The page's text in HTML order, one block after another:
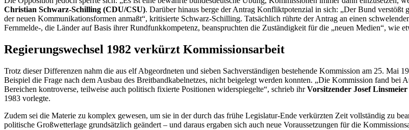
Christian Schwarz-Schilling (CDU/CSU). Darüber hinaus berge der Antrag Konfliktpotenzial in sich: „Der Bund
der neuen Kommunikationsformen anmaßt“, kritisierte Schwarz-Schilling. Tatsächlich rührte der Antrag an einen
Fernmelde-, die Länder auf Basis ihrer Rundfunkkompetenz, beanspruchten die Zuständigkeit für die „neuen Medien“, wie
Regierungswechsel 1982 verkürzt Kommissionsarbeit
Trotz dieser Differenzen nahm die aus elf Abgeordneten und sieben Sachverständigen bestehende Kommission am 25.
Beispiel die Frage nach dem Ausbau des Breitbandkabelnetzes, nicht beigelegt werden konnten. „Die Kommission fand
Bereichen kontroverse, teilweise auch politisch fixierte Positionen widerspiegelte“, schrieb ihrVorsitzender Josef
1983 vorlegte.
Zudem sei die Materie zu komplex gewesen, um sie in der durch das frühe Legislatur-Ende verkürzten Zeit vollständig zu
politische Großwetterlage grundsätzlich geändert – und daraus ergaben sich auch neue Voraussetzungen für die